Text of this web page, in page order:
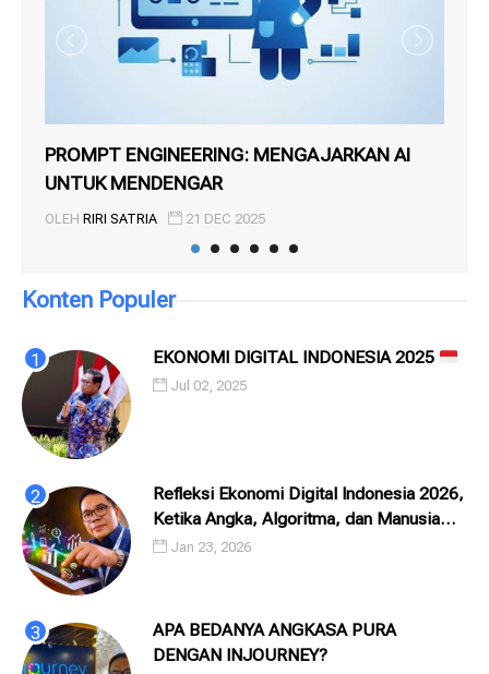
PROMPT ENGINEERING: MENGAJARKAN AI
UNTUK MENDENGAR
OLEH RIRI SATRIA 21 DEC 2025
Konten Populer
EKONOMI DIGITAL INDONESIA 2025
Jul 02, 2025
Refleksi Ekonomi Digital Indonesia 2026,
Ketika Angka, Algoritma, dan Manusia
Saling Menatap
Jan 23, 2026
APA BEDANYA ANGKASA PURA
DENGAN INJOURNEY?